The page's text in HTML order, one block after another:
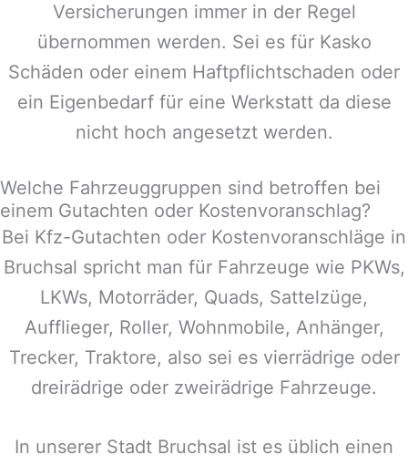
Versicherungen immer in der Regel
übernommen werden. Sei es für Kasko
Schäden oder einem Haftpflichtschaden oder
ein Eigenbedarf für eine Werkstatt da diese
nicht hoch angesetzt werden.
Welche Fahrzeuggruppen sind betroffen bei
einem Gutachten oder Kostenvoranschlag?
Bei Kfz-Gutachten oder Kostenvoranschläge in
Bruchsal spricht man für Fahrzeuge wie PKWs,
LKWs, Motorräder, Quads, Sattelzüge,
Aufflieger, Roller, Wohnmobile, Anhänger,
Trecker, Traktore, also sei es vierrädrige oder
dreirädrige oder zweirädrige Fahrzeuge.
In unserer Stadt Bruchsal ist es üblich einen